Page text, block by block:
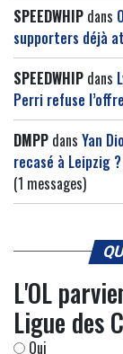
SPEEDWHIP dans
supporters déjà
SPEEDWHIP dans
Perri refuse
DMPP dans Yan
recasé à Leipzig
(1 messages)
L'OL
Ligue des
Oui